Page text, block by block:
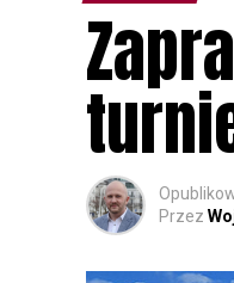
Przez